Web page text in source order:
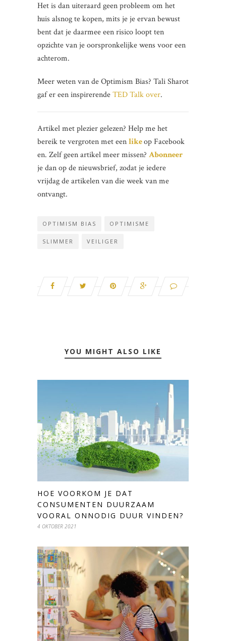
Het is dan uiteraard geen probleem om het
huis alsnog te kopen, mits je je ervan bewust
bent dat je daarmee een risico loopt ten
opzichte van je oorspronkelijke wens voor een
achterom.
Meer weten van de Optimism Bias? Tali Sharot
gaf er een inspirerendeTED Talk over.
Artikel met plezier gelezen? Help me het
bereik te vergroten met eenlikeop Facebook
en. Zelf geen artikel meer missen? Abonneer
je dan op de nieuwsbrief, zodat je iedere
vrijdag de artikelen van die week van me
ontvangt.
OPTIMISM BIAS OPTIMISME
SLIMMER VEILIGER
YOU MIGHT ALSO LIKE
HOE VOORKOM JE DAT
CONSUMENTEN DUURZAAM
VOORAL ONNODIG DUUR VINDEN?
4 OKTOBER 2021